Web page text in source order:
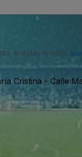
aceptas nuestro
Cristina - Calle